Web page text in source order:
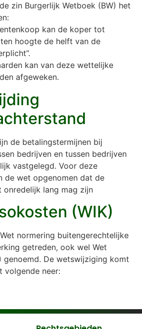
zin Burgerlijk Wetboek (BW) het
kan de koper tot
hoogte de helft van de
kan van deze wettelijke
afgeweken.
de betalingstermijnen bij
bedrijven en tussen bedrijven
vastgelegd. Voor deze
de wet opgenomen dat de
onredelijk lang mag zijn
(WIK)
normering buitengerechtelijke
getreden, ook wel Wet
genoemd. De wetswijziging komt
volgende neer: